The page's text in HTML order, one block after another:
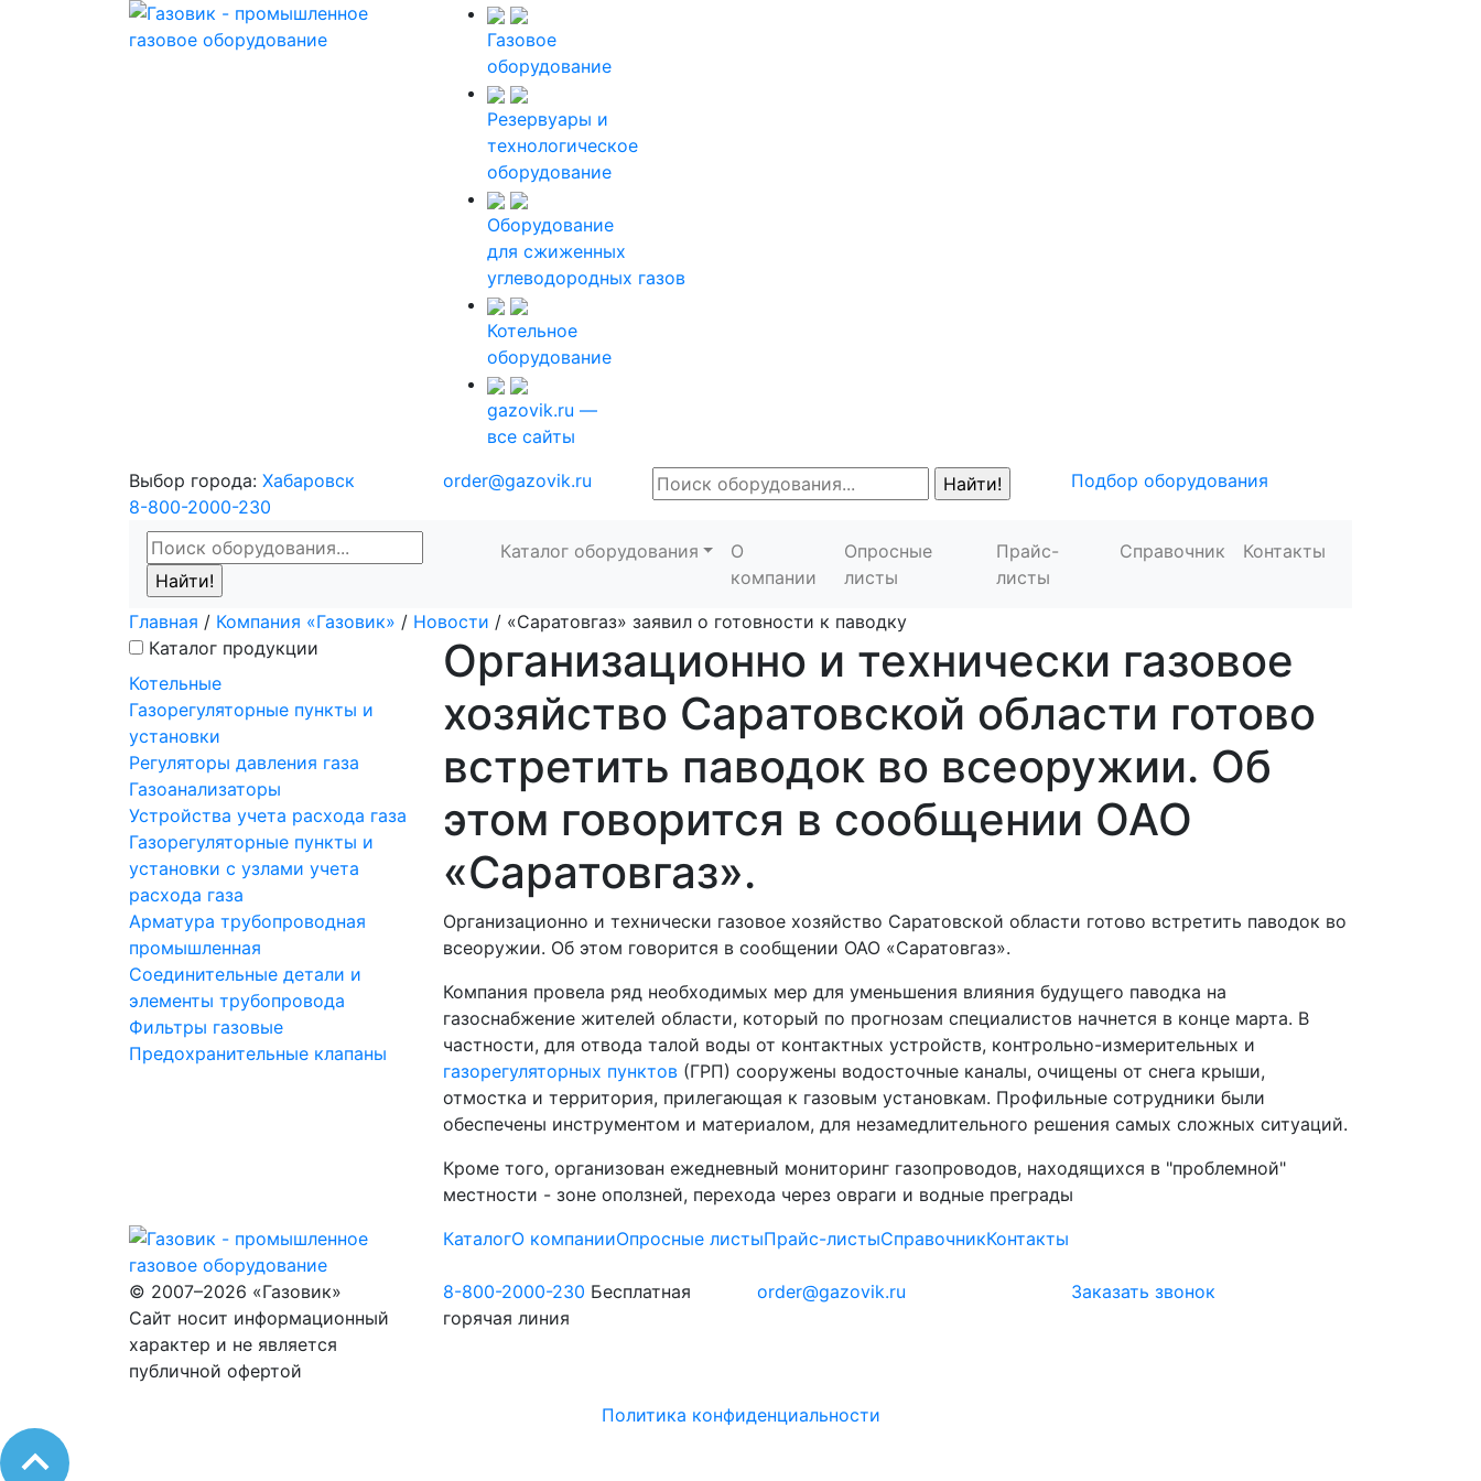
Газовое
оборудование
Резервуары и
технологическое
оборудование
Оборудование
для сжиженных
углеводородных газов
Котельное
оборудование
gazovik.ru —
все сайты
Выбор города: Хабаровск
8-800-2000-230
order@gazovik.ru Подбор оборудования
Каталог оборудования
О
компании
Опросные
листы
Прайс-
листы
Справочник Контакты
Главная / Компания «Газовик» / Новости / «Саратовгаз» заявил о готовности к паводку
Каталог продукции
Котельные
Газорегуляторные пункты и
установки
Регуляторы давления газа
Газоанализаторы
Устройства учета расхода газа
Газорегуляторные пункты и
установки с узлами учета
расхода газа
Арматура трубопроводная
промышленная
Соединительные детали и
элементы трубопровода
Фильтры газовые
Предохранительные клапаны
Организационно и технически газовое
хозяйство Саратовской области готово
встретить паводок во всеоружии. Об
этом говорится в сообщении ОАО
«Саратовгаз».
Организационно и технически газовое хозяйство Саратовской области готово встретить паводок во
всеоружии. Об этом говорится в сообщении ОАО «Саратовгаз».
Компания провела ряд необходимых мер для уменьшения влияния будущего паводка на
газоснабжение жителей области, который по прогнозам специалистов начнется в конце марта. В
частности, для отвода талой воды от контактных устройств, контрольно-измерительных и
газорегуляторных пунктов (ГРП) сооружены водосточные каналы, очищены от снега крыши,
отмостка и территория, прилегающая к газовым установкам. Профильные сотрудники были
обеспечены инструментом и материалом, для незамедлительного решения самых сложных ситуаций.
Кроме того, организован ежедневный мониторинг газопроводов, находящихся в "проблемной"
местности - зоне оползней, перехода через овраги и водные преграды
КаталогО компанииОпросные листыПрайс-листыСправочникКонтакты
© 2007–2026 «Газовик»
Сайт носит информационный
характер и не является
публичной офертой
8-800-2000-230 Бесплатная
горячая линия
order@gazovik.ru Заказать звонок
Политика конфиденциальности